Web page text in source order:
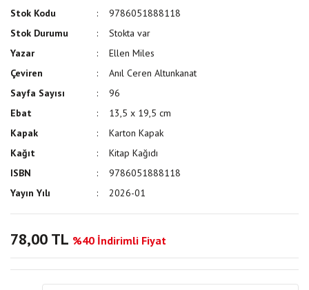
Stok Kodu
9786051888118
Stok Durumu
Stokta var
Yazar
Ellen Miles
Çeviren
Anıl Ceren Altunkanat
Sayfa Sayısı
96
Ebat
13,5 x 19,5 cm
Kapak
Karton Kapak
Kağıt
Kitap Kağıdı
ISBN
9786051888118
Yayın Yılı
2026-01
78,00 TL %40 İndirimli Fiyat